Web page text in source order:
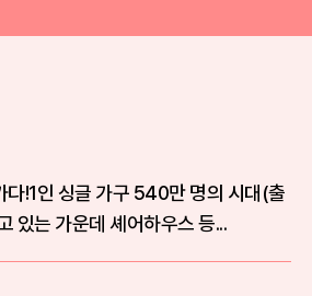
다!1인 싱글 가구 540만 명의 시대(출
있는 가운데 셰어하우스 등...